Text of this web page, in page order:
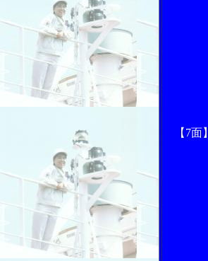
【7面】